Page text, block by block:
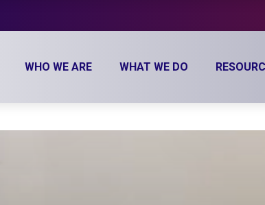
WHO WE ARE WHAT WE DO